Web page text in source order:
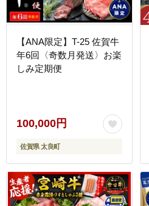
【ANA限定】T-25 佐賀牛
年6回〈奇数月発送〉お楽
しみ定期便
100,000円
佐賀県 太良町